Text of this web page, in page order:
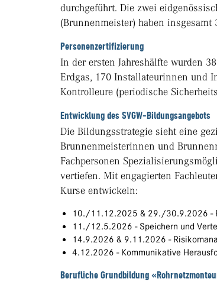
durchgeführt. Die zwei
(Brunnenmeister) haben
Personenzertifizierung
In der ersten Jahreshälfte wurden
Erdgas, 170 Installateurinnen und
Kontrolleure (periodische
Entwicklung des SVGW-Bildungsangebots
Die Bildungsstrategie sieht eine
Brunnenmeisterinnen und
Fachpersonen
vertiefen. Mit engagierten
Kurse entwickeln:
10./11.12.2025 & 29./30.9.2026 -
11./12.5.2026 - Speichern und
14.9.2026 & 9.11.2026 -
4.12.2026 - Kommunikative
Berufliche Grundbildung